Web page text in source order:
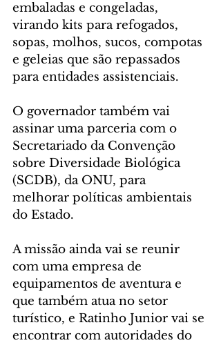
embaladas e congeladas,
virando kits para refogados,
sopas, molhos, sucos, compotas
e geleias que são repassados
para entidades assistenciais.
O governador também vai
assinar uma parceria com o
Secretariado da Convenção
sobre Diversidade Biológica
(SCDB), da ONU, para
melhorar políticas ambientais
do Estado.
A missão ainda vai se reunir
com uma empresa de
equipamentos de aventura e
que também atua no setor
turístico, e Ratinho Junior vai se
encontrar com autoridades do